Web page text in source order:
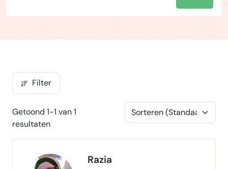
Filter
Getoond 1-1 van 1
resultaten
Razia